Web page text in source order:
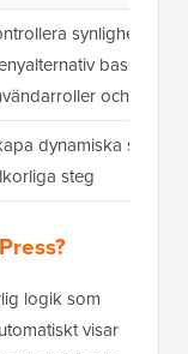
synligheten för
baserat på
och villkor
dynamiska
steg
logik som
visar